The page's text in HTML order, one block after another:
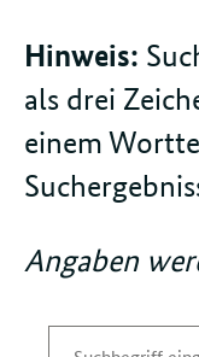
Hinweis:
als drei
einem
Angaben